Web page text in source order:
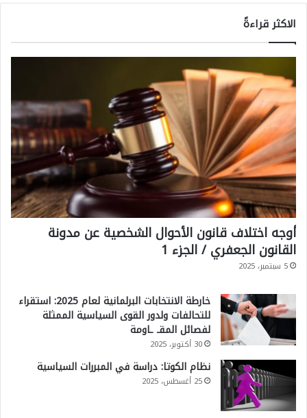
الاكثر قراءةً
أوجه اختلاف قانون الأحوال الشخصية عن مدونة
القانون الجعفري / الجزء 1
5 سبتمبر، 2025
خارطة الانتخابات البرلمانية لعام 2025: استقراء
للتحالفات ولدور القوى السياسية الممثلة
لفصائل المقـ ـاومة
30 أكتوبر، 2025
نظام الكوتا: دراسة في المبررات السياسية
25 أغسطس، 2025